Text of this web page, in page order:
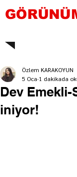
Dev Emekli-
iniyor!
Özlem KARAKOYUN
5 Oca 1 dakikada